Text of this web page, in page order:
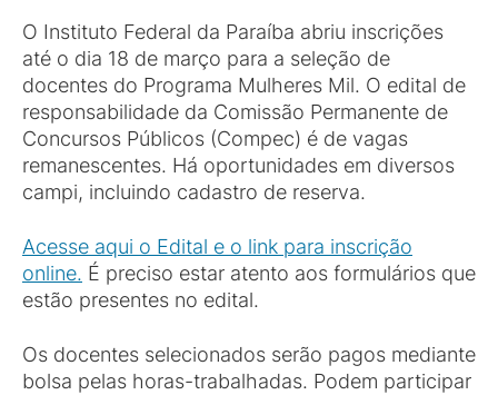
O Instituto Federal da Paraíba abriu inscrições
até o dia 18 de março para a seleção de
docentes do Programa Mulheres Mil. O edital de
responsabilidade da Comissão Permanente de
Concursos Públicos (Compec) é de vagas
remanescentes. Há oportunidades em diversos
campi, incluindo cadastro de reserva.
Acesse aqui o Edital e o link para inscrição
online. É preciso estar atento aos formulários que
estão presentes no edital.
Os docentes selecionados serão pagos mediante
bolsa pelas horas-trabalhadas. Podem participar